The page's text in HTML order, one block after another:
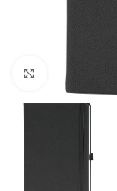
Click to enlarge